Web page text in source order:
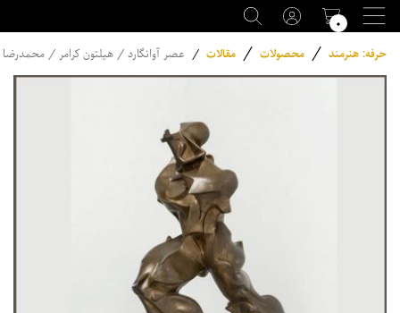
۰
حرفه: هنرمند / محصولات / مقالات / عصر آوانگارد / هیلتون کرامر /